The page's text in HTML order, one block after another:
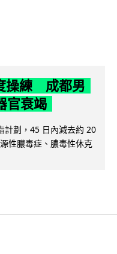
操練 成都男
官衰竭
計劃，45 日內減去約 20
性膿毒症、膿毒性休克